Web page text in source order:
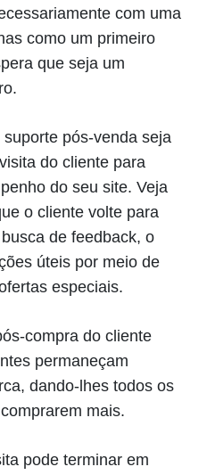
com uma
como um primeiro
que seja um
pós-venda seja
do cliente para
do seu site. Veja
o cliente volte para
de feedback, o
úteis por meio de
especiais.
compra do cliente
permaneçam
dando-lhes todos os
mais.
pode terminar em